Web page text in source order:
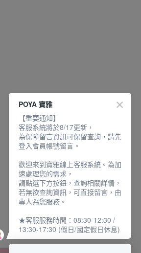
POYA 寶雅
【重要通知】
客服系統將於8/17更新，
為保障留言資訊可保留查詢，請先
登入會員帳號留言。
歡迎來到寶雅線上客服系統。為加
速處理您的需求，
請點選下方按鈕，查詢相關詳情，
若無欲查詢資訊，可直接留言，由
專人為您服務。
★客服服務時間：08:30-12:30 /
13:30-17:30 (假日/國定假日休息)